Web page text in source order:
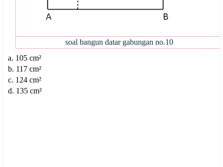
soal bangun datar gabungan no.10
a. 105 cm²
b. 117 cm²
c. 124 cm²
d. 135 cm²